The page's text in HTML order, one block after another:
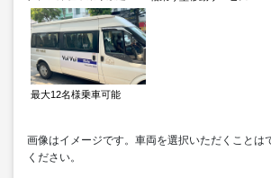
最大12名様乗車可能
画像はイメージです。車両を選択いただくことは
ください。